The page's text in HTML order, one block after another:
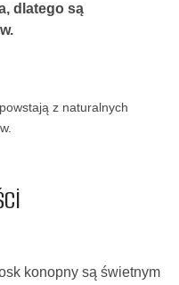
dlatego są
z naturalnych
konopny są świetnym